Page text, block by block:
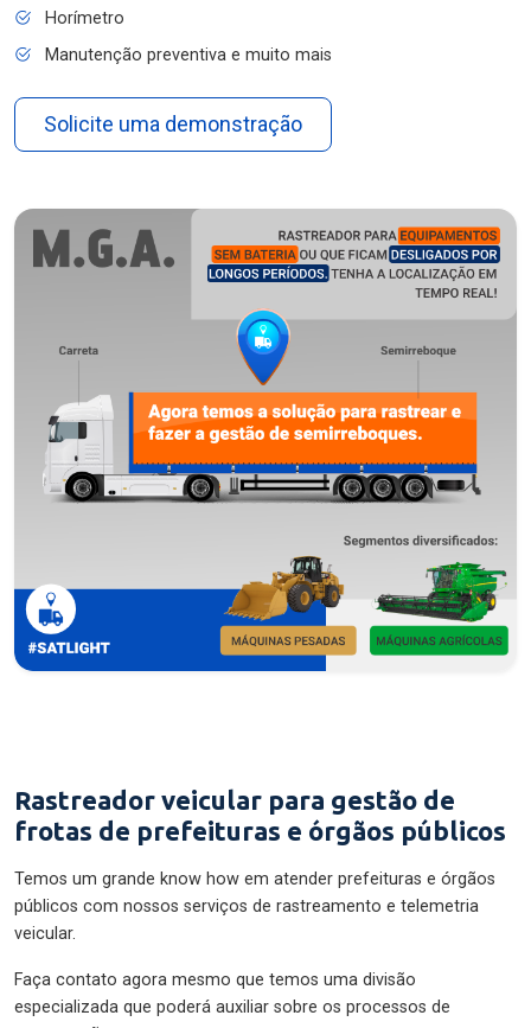
Horímetro
Manutenção preventiva e muito mais
Solicite uma demonstração
Rastreador veicular para gestão de
frotas de prefeituras e órgãos públicos
Temos um grande know how em atender prefeituras e órgãos
públicos com nossos serviços de rastreamento e telemetria
veicular.
Faça contato agora mesmo que temos uma divisão
especializada que poderá auxiliar sobre os processos de